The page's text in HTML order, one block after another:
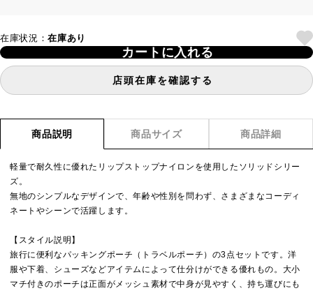
在庫状況：在庫あり
カートに入れる
店頭在庫を確認する
商品説明 商品サイズ 商品詳細
軽量で耐久性に優れたリップストップナイロンを使用したソリッドシリー
ズ。
無地のシンプルなデザインで、年齢や性別を問わず、さまざまなコーディ
ネートやシーンで活躍します。
【スタイル説明】
旅行に便利なパッキングポーチ（トラベルポーチ）の3点セットです。洋
服や下着、シューズなどアイテムによって仕分けができる優れもの。大小
マチ付きのポーチは正面がメッシュ素材で中身が見やすく、持ち運びにも